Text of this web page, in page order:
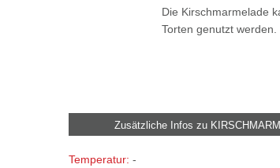
Die Kirschmarmelade
Torten genutzt werden.
Zusätzliche Infos zu
Temperatur: -